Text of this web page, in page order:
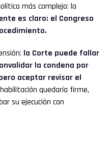
más complejo: la
es claro: el Congreso
la Corte puede fallar
la condena por
aceptar revisar el
quedaría firme,
su ejecución con